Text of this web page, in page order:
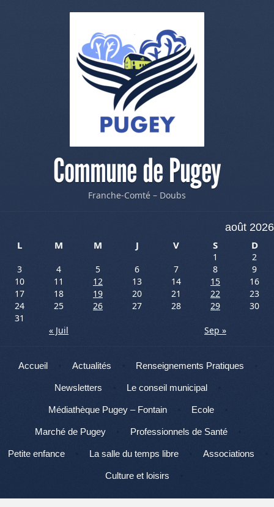
Commune de Pugey
Franche-Comté – Doubs
août 2026
L
M M J V S D
1
2
3
4 5 6 7 8
9
10
11 12 13 14 15
16
17
18 19 20 21 22
23
24
25 26 27 28 29
30
31
« Juil
Sep »
Menu
Aller au contenu
Accueil Actualités Renseignements Pratiques
Newsletters Le conseil municipal
Médiathèque Pugey – Fontain Ecole
Marché de Pugey Professionnels de Santé
Petite enfance La salle du temps libre Associations
Culture et loisirs